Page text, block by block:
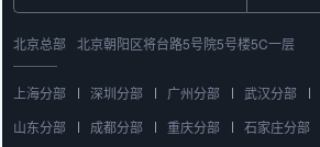
北京总部 北京朝阳区将台路5号院5号楼5C一层
上海分部 深圳分部 广州分部 武汉分部
山东分部
成都分部 重庆分部 石家庄分部